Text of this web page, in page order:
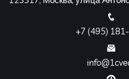
+7 (495)